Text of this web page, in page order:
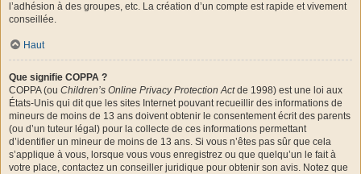
l’adhésion à des groupes, etc. La création d’un compte est rapide et vivement
conseillée.
Haut
Que signifie COPPA ?
COPPA (ou Children’s Online Privacy Protection Actde 1998) est une loi aux
États-Unis qui dit que les sites Internet pouvant recueillir des informations de
mineurs de moins de 13 ans doivent obtenir le consentement écrit des parents
(ou d’un tuteur légal) pour la collecte de ces informations permettant
d’identifier un mineur de moins de 13 ans. Si vous n’êtes pas sûr que cela
s’applique à vous, lorsque vous vous enregistrez ou que quelqu’un le fait à
votre place, contactez un conseiller juridique pour obtenir son avis. Notez que